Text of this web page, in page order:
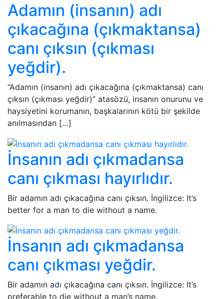
Adamın (insanın) adı
çıkacağına (çıkmaktansa)
canı çıksın (çıkması
yeğdir).
“Adamın (insanın) adı çıkacağına (çıkmaktansa) canı
çıksın (çıkması yeğdir)” atasözü, insanın onurunu ve
haysiyetini korumanın, başkalarının kötü bir şekilde
anılmasından […]
İnsanın adı çıkmadansa
canı çıkması hayırlıdır.
Bir adamın adı çıkacağına canı çıksın. İngilizce: It’s
better for a man to die without a name.
İnsanın adı çıkmadansa
canı çıkması yeğdir.
Bir adamın adı çıkacağına canı çıksın. İngilizce: It’s
preferable to die without a man’s name.